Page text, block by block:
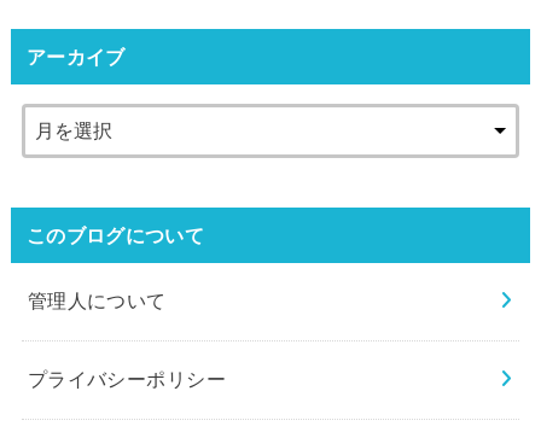
アーカイブ
このブログについて
管理人について
プライバシーポリシー